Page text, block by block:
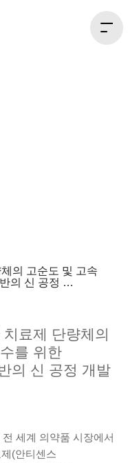
의 고순도 및 고속
의 신 공정 …
료제 단량체의
를 위한
의 신 공정 개발
세계 의약품 시장에서
(안티센스